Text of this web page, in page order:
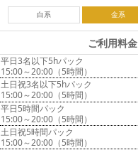
白系 金系
ご利用料金
平日3名以下5hパック
15:00～20:00（5時間）
土日祝3名以下5hパック
15:00～20:00（5時間）
平日5時間パック
15:00～20:00（5時間）
土日祝5時間パック
15:00～20:00（5時間）